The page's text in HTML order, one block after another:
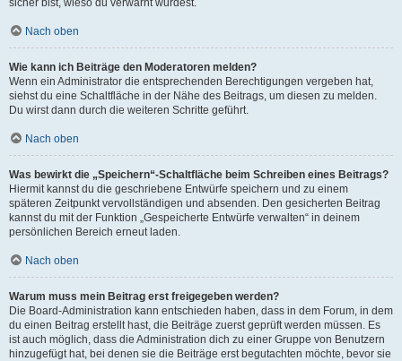
sicher bist, wieso du verwarnt wurdest.
Nach oben
Wie kann ich Beiträge den Moderatoren melden?
Wenn ein Administrator die entsprechenden Berechtigungen vergeben hat,
siehst du eine Schaltfläche in der Nähe des Beitrags, um diesen zu melden.
Du wirst dann durch die weiteren Schritte geführt.
Nach oben
Was bewirkt die „Speichern“-Schaltfläche beim Schreiben eines Beitrags?
Hiermit kannst du die geschriebene Entwürfe speichern und zu einem
späteren Zeitpunkt vervollständigen und absenden. Den gesicherten Beitrag
kannst du mit der Funktion „Gespeicherte Entwürfe verwalten“ in deinem
persönlichen Bereich erneut laden.
Nach oben
Warum muss mein Beitrag erst freigegeben werden?
Die Board-Administration kann entschieden haben, dass in dem Forum, in dem
du einen Beitrag erstellt hast, die Beiträge zuerst geprüft werden müssen. Es
ist auch möglich, dass die Administration dich zu einer Gruppe von Benutzern
hinzugefügt hat, bei denen sie die Beiträge erst begutachten möchte, bevor sie